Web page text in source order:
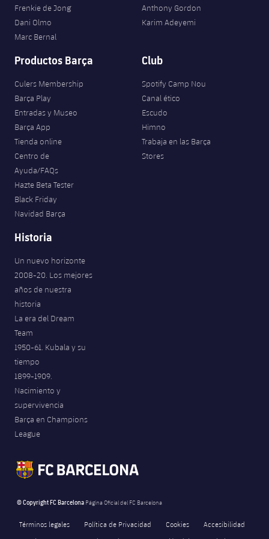
Jugadores
Fotos
Historia
Palmarés
Clasificaciones
Juvenil
Infantil
Noticias
Atletismo
plusicon
más
Masculino
Femenino
Agenda
Baloncesto en silla de ruedas
plusicon
más
Actualidad
Jugadores
Calendario
Resultados
Clasificaciones
Hockey sobre hielo
Actualidad
Calendario
Resultados
Clasificaciones
plusicon
más
Noticias
Hockey Hierba Masculino
Hockey Hierba Femenino
Patinaje artístico
plusicon
más
Actualidad
Plantilla
Escuela de Patinaje
Rugby
Jugadores
Clasificaciones
Fotos
plusicon
más
Noticias
Voleibol masculino
Voleibol femenino
Apúntate a las amateurs
plusicon
más
Apúntate a las amateurs
Carnet de las Secciones Amateurs
League of Legends
VALORANT Rising
VALORANT Game Changers
Frenkie de Jong
Dani Olmo
Marc Bernal
Anthony Gordon
Karim Adeyemi
Productos Barça
Culers Membership
Barça Play
Entradas y Museo
Barça App
Tienda online
Centro de
Ayuda/FAQs
Hazte Beta Tester
Black Friday
Navidad Barça
Club
Spotify Camp Nou
Canal ético
Escudo
Himno
Trabaja en las Barça
Stores
Historia
Un nuevo horizonte
2008-20. Los mejores
años de nuestra
historia
La era del Dream
Team
1950-61. Kubala y su
tiempo
1899-1909.
Nacimiento y
supervivencia
Barça en Champions
League
© Copyright FC Barcelona Página Oficial del FC Barcelona
Términos legales Política de Privacidad Cookies
Accesibilidad